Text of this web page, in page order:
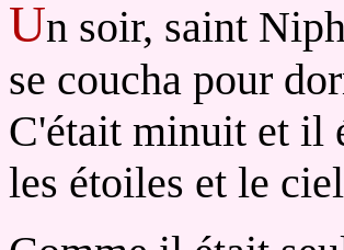
Un soir, saint
se coucha pour
C'était minuit et il
les étoiles et le